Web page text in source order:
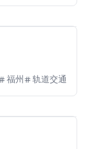
福州 轨道交通